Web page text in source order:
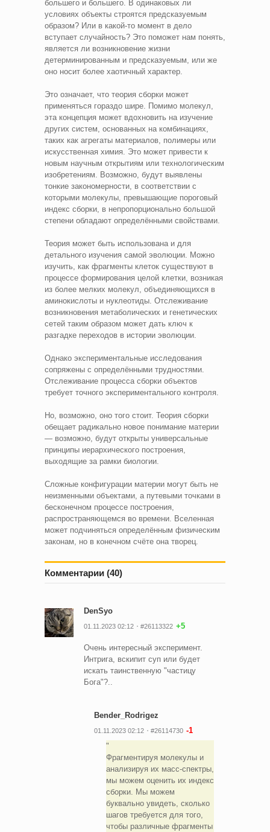
большего и большего. В одинаковых ли
условиях объекты строятся предсказуемым
образом? Или в какой-то момент в дело
вступает случайность? Это поможет нам понять,
является ли возникновение жизни
детерминированным и предсказуемым, или же
оно носит более хаотичный характер.
Это означает, что теория сборки может
применяться гораздо шире. Помимо молекул,
эта концепция может вдохновить на изучение
других систем, основанных на комбинациях,
таких как агрегаты материалов, полимеры или
искусственная химия. Это может привести к
новым научным открытиям или технологическим
изобретениям. Возможно, будут выявлены
тонкие закономерности, в соответствии с
которыми молекулы, превышающие пороговый
индекс сборки, в непропорционально большой
степени обладают определёнными свойствами.
Теория может быть использована и для
детального изучения самой эволюции. Можно
изучить, как фрагменты клеток существуют в
процессе формирования целой клетки, возникая
из более мелких молекул, объединяющихся в
аминокислоты и нуклеотиды. Отслеживание
возникновения метаболических и генетических
сетей таким образом может дать ключ к
разгадке переходов в истории эволюции.
Однако экспериментальные исследования
сопряжены с определёнными трудностями.
Отслеживание процесса сборки объектов
требует точного экспериментального контроля.
Но, возможно, оно того стоит. Теория сборки
обещает радикально новое понимание материи
— возможно, будут открыты универсальные
принципы иерархического построения,
выходящие за рамки биологии.
Сложные конфигурации материи могут быть не
неизменными объектами, а путевыми точками в
бесконечном процессе построения,
распространяющемся во времени. Вселенная
может подчиняться определённым физическим
законам, но в конечном счёте она творец.
Комментарии (40)
DenSyo
01.11.2023 02:12 #26113322 +5
Очень интересный эксперимент.
Интрига, вскипит суп или будет
искать таинственную "частицу
Бога"?..
Bender_Rodrigez
01.11.2023 02:12 #26114730 -1
Фрагментируя молекулы и
анализируя их масс-спектры,
мы можем оценить их индекс
сборки. Мы можем
буквально увидеть, сколько
шагов требуется для того,
чтобы различные фрагменты